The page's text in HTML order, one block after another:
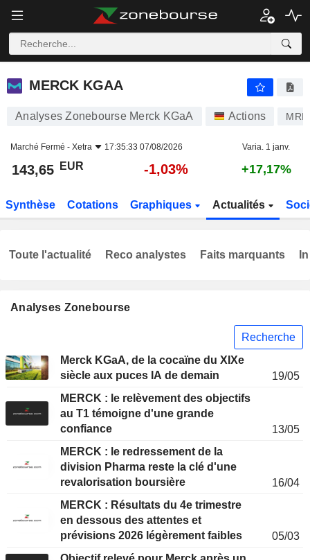
MERCK KGAA
MERCK KGAA
Analyses Zonebourse Merck KGaA Actions MRK
Marché Fermé - Xetra 17:35:33 07/08/2026 Varia. 1 janv.
143,65 EUR -1,03% +17,17%
Synthèse Cotations Graphiques Actualités
Analyses Zonebourse
Recherche
Merck KGaA, de la cocaïne du XIXe
siècle aux puces IA de demain
19/05
MERCK : le relèvement des objectifs
au T1 témoigne d'une grande
confiance
13/05
MERCK : le redressement de la
division Pharma reste la clé d'une
revalorisation boursière
16/04
MERCK : Résultats du 4e trimestre
en dessous des attentes et
prévisions 2026 légèrement faibles
05/03
Toute l'actualité Reco analystes Faits marquants